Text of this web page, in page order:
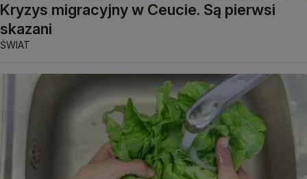
Kryzys migracyjny w Ceucie. Są pierwsi
skazani
ŚWIAT